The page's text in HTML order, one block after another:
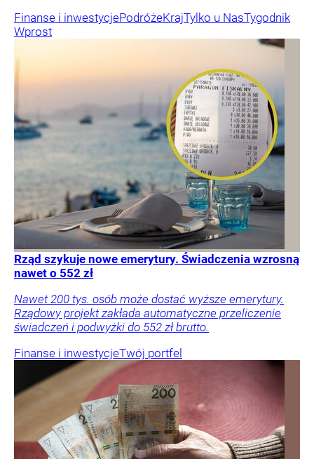
Finanse i inwestycjePodróżeKrajTylko u NasTygodnik
Wprost
Rząd szykuje nowe emerytury. Świadczenia wzrosną
nawet o 552 zł
Nawet 200 tys. osób może dostać wyższe emerytury.
Rządowy projekt zakłada automatyczne przeliczenie
świadczeń i podwyżki do 552 zł brutto.
Finanse i inwestycjeTwój portfel